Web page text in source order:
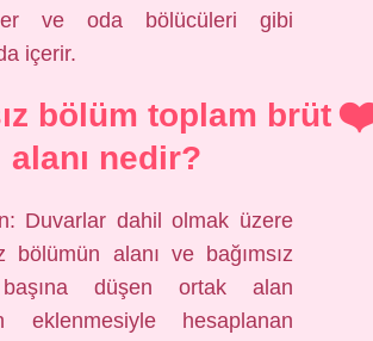
ve oda bölücüleri gibi
içerir.
bölüm toplam brüt
alanı nedir?
Duvarlar dahil olmak üzere
bölümün alanı ve bağımsız
düşen ortak alan
eklenmesiyle hesaplanan